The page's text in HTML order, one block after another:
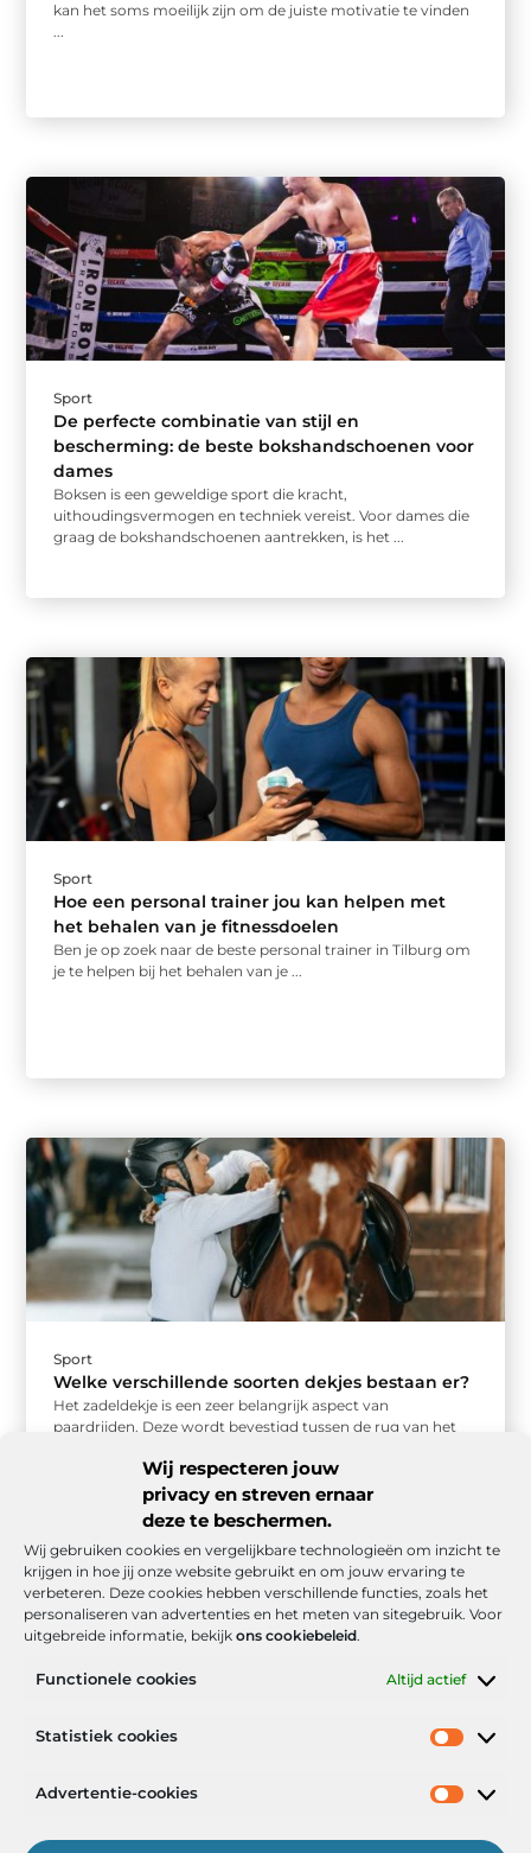
Wij respecteren jouw
privacy en streven ernaar
deze te beschermen.
Wij gebruiken cookies en vergelijkbare technologieën om inzicht te
krijgen in hoe jij onze website gebruikt en om jouw ervaring te
verbeteren. Deze cookies hebben verschillende functies, zoals het
personaliseren van advertenties en het meten van sitegebruik. Voor
uitgebreide informatie, bekijk ons cookiebeleid.
Functionele cookies Altijd actief
Statistiek cookies
Advertentie-cookies
kan het soms moeilijk zijn om de juiste motivatie te vinden
...
Sport
De perfecte combinatie van stijl en
bescherming: de beste bokshandschoenen voor
dames
Boksen is een geweldige sport die kracht,
uithoudingsvermogen en techniek vereist. Voor dames die
graag de bokshandschoenen aantrekken, is het ...
Sport
Hoe een personal trainer jou kan helpen met
het behalen van je fitnessdoelen
Ben je op zoek naar de beste personal trainer in Tilburg om
je te helpen bij het behalen van je ...
Sport
Welke verschillende soorten dekjes bestaan er?
Het zadeldekje is een zeer belangrijk aspect van
paardrijden. Deze wordt bevestigd tussen de rug van het
Onze informatie